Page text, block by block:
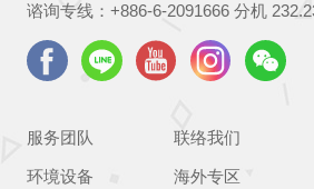
谘询专线： +886-6-2091666分机
服务团队
环境设备
联络我们
海外专区